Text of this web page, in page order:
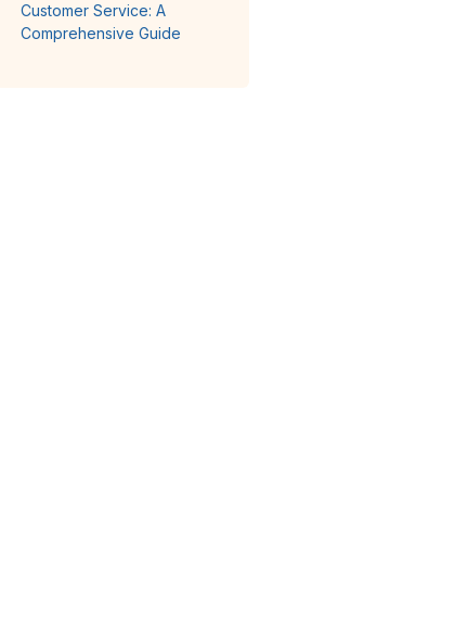
Customer Service: A
Comprehensive Guide